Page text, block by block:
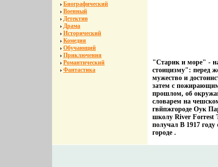
Биографический
Военный
Детектив
Драма
Исторический
Комедия
Обучающий
Приключения
Романтический
Фантастика
"Старик и море" -
стоицизму": перед
мужество и
затем с
прошлом, об
словарем на
гвйпжгороде Оук
школу River Forrest
получал В 1917
городе .